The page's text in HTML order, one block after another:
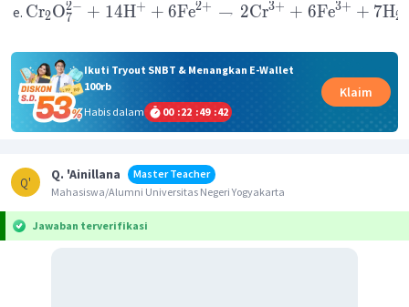
Cr2O7
2− + 14H+ + 6Fe2+ → 2Cr3+ + 6Fe3+ + 7H2
Ikuti Tryout SNBT & Menangkan E-Wallet
100rb
Habis dalam
00 :22 :49 :42
Klaim
Q'
Q. 'Ainillana
Master Teacher
Mahasiswa/Alumni Universitas Negeri Yogyakarta
Jawaban terverifikasi